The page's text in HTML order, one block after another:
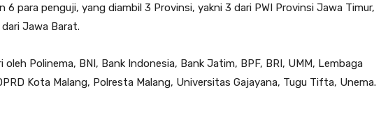
6 para penguji, yang diambil 3 Provinsi, yakni 3 dari PWI Provinsi Jawa Timur,
Jawa Barat.
Polinema, BNI, Bank Indonesia, Bank Jatim, BPF, BRI, UMM, Lembaga
Kota Malang, Polresta Malang, Universitas Gajayana, Tugu Tifta, Unema.